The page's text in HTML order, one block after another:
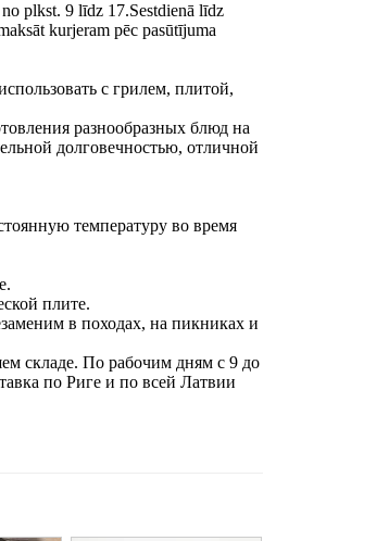
plkst. 9 līdz 17.Sestdienā līdz
kurjeram pēc pasūtījuma
с грилем, плитой,
разнообразных блюд на
долговечностью, отличной
температуру во время
плите.
в походах, на пикниках и
складе. По рабочим дням с 9 до
по Риге и по всей Латвии